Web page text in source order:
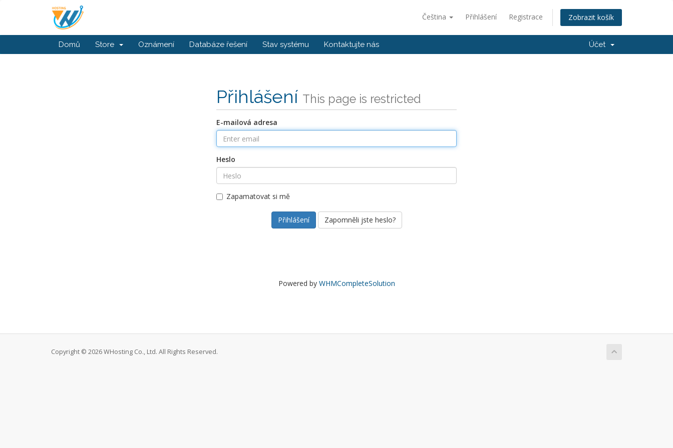
Čeština Přihlášení Registrace Zobrazit košík
Domů Store Oznámení Databáze řešení Stav systému Kontaktujte nás Účet
Přihlášení This page is restricted
E-mailová adresa
Heslo
Zapamatovat si mě
Zapomněli jste heslo?
Powered by WHMCompleteSolution
Copyright © 2026 WHosting Co., Ltd. All Rights Reserved.